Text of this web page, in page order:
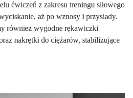
ćwiczeń z zakresu treningu siłowego
aż po wznosy i przysiady.
również wygodne rękawiczki
nakrętki do ciężarów, stabilizujące